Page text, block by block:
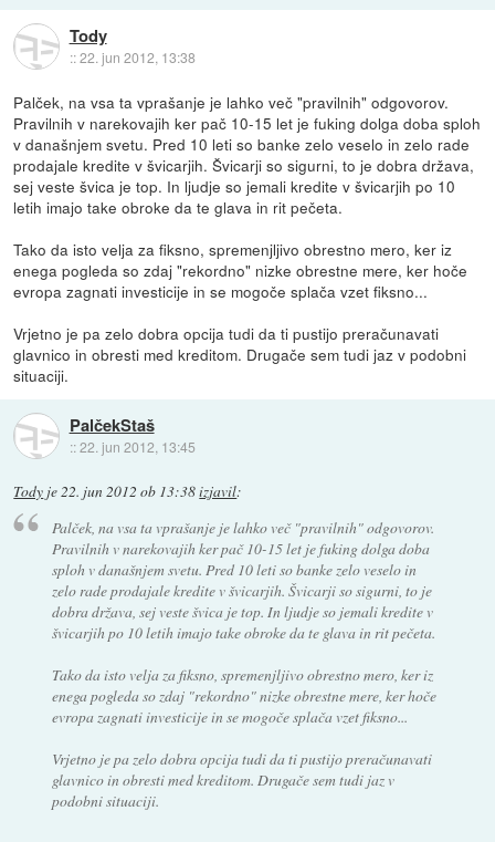
Tody
::22. jun 2012, 13:38
Palček, na vsa ta vprašanje je lahko več "pravilnih" odgovorov.
Pravilnih v narekovajih ker pač 10-15 let je fuking dolga doba sploh
v današnjem svetu. Pred 10 leti so banke zelo veselo in zelo rade
prodajale kredite v švicarjih. Švicarji so sigurni, to je dobra država,
sej veste švica je top. In ljudje so jemali kredite v švicarjih po 10
letih imajo take obroke da te glava in rit pečeta.
Tako da isto velja za fiksno, spremenjljivo obrestno mero, ker iz
enega pogleda so zdaj "rekordno" nizke obrestne mere, ker hoče
evropa zagnati investicije in se mogoče splača vzet fiksno...
Vrjetno je pa zelo dobra opcija tudi da ti pustijo preračunavati
glavnico in obresti med kreditom. Drugače sem tudi jaz v podobni
situaciji.
PalčekStaš
::22. jun 2012, 13:45
Tody je22. jun 2012 ob 13:38izjavil:
Palček, na vsa ta vprašanje je lahko več "pravilnih" odgovorov.
Pravilnih v narekovajih ker pač 10-15 let je fuking dolga doba
sploh v današnjem svetu. Pred 10 leti so banke zelo veselo in
zelo rade prodajale kredite v švicarjih. Švicarji so sigurni, to je
dobra država, sej veste švica je top. In ljudje so jemali kredite v
švicarjih po 10 letih imajo take obroke da te glava in rit pečeta.
Tako da isto velja za fiksno, spremenjljivo obrestno mero, ker iz
enega pogleda so zdaj "rekordno" nizke obrestne mere, ker hoče
evropa zagnati investicije in se mogoče splača vzet fiksno...
Vrjetno je pa zelo dobra opcija tudi da ti pustijo preračunavati
glavnico in obresti med kreditom. Drugače sem tudi jaz v
podobni situaciji.